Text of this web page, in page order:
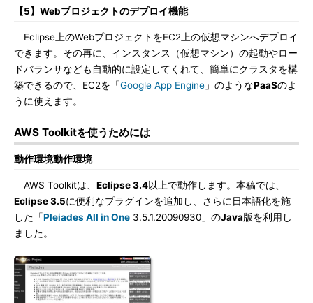
【5】Webプロジェクトのデプロイ機能
Eclipse上のWebプロジェクトをEC2上の仮想マシンへデプロイ
できます。その再に、インスタンス（仮想マシン）の起動やロー
ドバランサなども自動的に設定してくれて、簡単にクラスタを構
築できるので、EC2を「Google App Engine 」のようなPaaSのよ
うに使えます。
AWS Toolkitを使うためには
動作環境動作環境
AWS Toolkitは、 Eclipse 3.4以上で動作します。本稿では、
Eclipse 3.5に便利なプラグインを追加し、さらに日本語化を施
した「Pleiades All in One 3.5.1.20090930」のJava版を利用し
ました。